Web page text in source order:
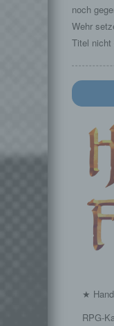
noch
Wehr
Titel nicht
★
RPG-